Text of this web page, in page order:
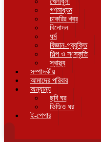
গণমাধ্যম
চাকরির খবর
বিনোদন
ধর্ম
বিজ্ঞান-প্রযুক্তি
শিল্প ও সংস্কৃতি
স্বাস্থ্য
সম্পাদকীয়
আমাদের পরিবার
অন্যান্য
ছবি ঘর
ভিডিও ঘর
ই-পেপার